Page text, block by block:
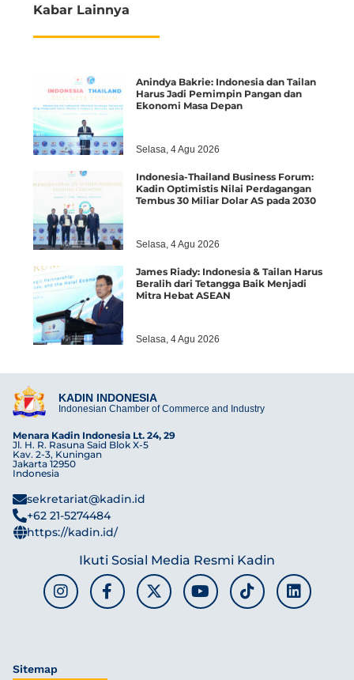
Kabar Lainnya
Anindya Bakrie: Indonesia dan Tailan
Harus Jadi Pemimpin Pangan dan
Ekonomi Masa Depan
Selasa, 4 Agu 2026
Indonesia-Thailand Business Forum:
Kadin Optimistis Nilai Perdagangan
Tembus 30 Miliar Dolar AS pada 2030
Selasa, 4 Agu 2026
James Riady: Indonesia & Tailan Harus
Beralih dari Tetangga Baik Menjadi
Mitra Hebat ASEAN
Selasa, 4 Agu 2026
KADIN INDONESIA
Indonesian Chamber of Commerce and Industry
Menara Kadin Indonesia Lt. 24, 29
Jl. H. R. Rasuna Said Blok X-5
Kav. 2-3, Kuningan
Jakarta 12950
Indonesia
sekretariat@kadin.id
+62 21-5274484
https://kadin.id/
Ikuti Sosial Media Resmi Kadin
Sitemap